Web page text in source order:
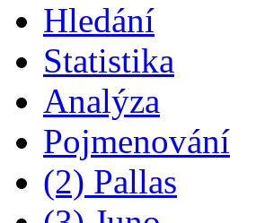
Hledání
Statistika
Analýza
Pojmenování
(2) Pallas